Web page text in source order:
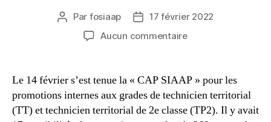
Auteur
l’article
Par fosiaap
Date17 février 2022
Aucun commentairesur
des
grades
de
technicien
Le 14 février s’est tenue la « CAP SIAAP » pour les
promotions internes aux grades de technicien territorial
(TT) et technicien territorial de 2e classe (TP2). Il y avait